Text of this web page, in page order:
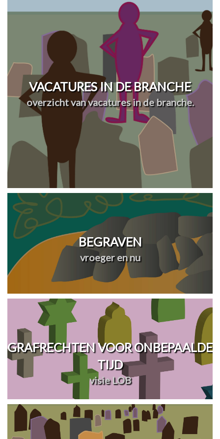
VACATURES IN DE BRANCHE
overzicht van vacatures in de branche.
BEGRAVEN
vroeger en nu
GRAFRECHTEN VOOR ONBEPAALDE
TIJD
visie LOB